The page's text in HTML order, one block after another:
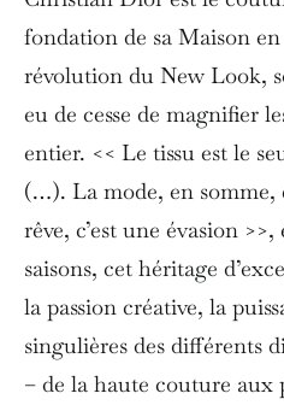
fondation de sa Maison en
révolution du New Look,
eu de cesse de magnifier
entier. << Le tissu est le
(…). La mode, en somme,
rêve, c’est une évasion
saisons, cet héritage
la passion créative, la
singulières des différents
– de la haute couture